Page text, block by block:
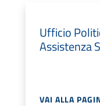
Ufficio
Assistenza
VAI ALLA